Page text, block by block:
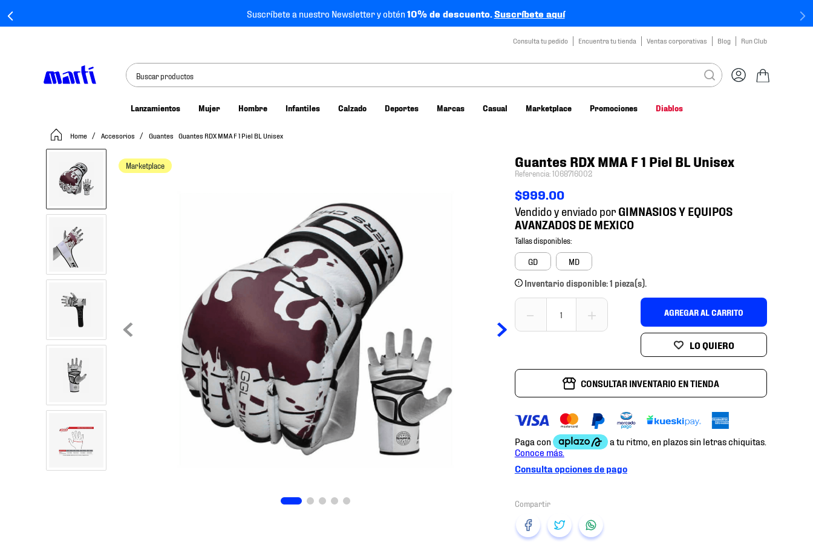
Suscríbete a nuestro Newsletter y obtén10% de descuento.Suscríbete aquí
Consulta tu pedido Encuentra tu tienda Ventas corporativas Blog Run Club
Buscar productos
Lanzamientos Mujer Hombre Infantiles Calzado Deportes Marcas Casual Marketplace Promociones Diablos
Accesorios Guantes Guantes RDX MMA F 1 Piel BL Unisex
Marketplace Guantes RDX MMA F 1 Piel BL Unisex
Referencia:1068716002
$999.00
Vendido y enviado por
GD MD
Inventario disponible: 1 pieza(s).
＋
－ AGREGAR AL CARRITO
CONSULTAR INVENTARIO EN TIENDA
Consulta opciones de pago
tenis mujer
tenis hombre
mochila
tenis niño